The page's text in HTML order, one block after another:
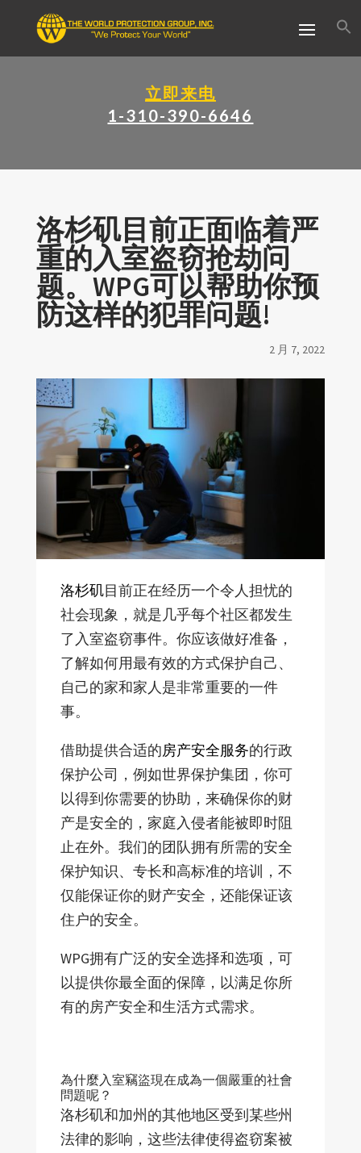
立即来电
1-310-390-6646
洛杉矶目前正面临着严
重的入室盗窃抢劫问
题。WPG可以帮助你预
防这样的犯罪问题!
2 月 7, 2022
洛杉矶目前正在经历一个令人担忧的
社会现象，就是几乎每个社区都发生
了入室盗窃事件。你应该做好准备，
了解如何用最有效的方式保护自己、
自己的家和家人是非常重要的一件
事。
借助提供合适的房产安全服务的行政
保护公司，例如世界保护集团，你可
以得到你需要的协助，来确保你的财
产是安全的，家庭入侵者能被即时阻
止在外。我们的团队拥有所需的安全
保护知识、专长和高标准的培训，不
仅能保证你的财产安全，还能保证该
住户的安全。
WPG拥有广泛的安全选择和选项，可
以提供你最全面的保障，以满足你所
有的房产安全和生活方式需求。
為什麼入室竊盜現在成為一個嚴重的社會
問題呢？
洛杉矶和加州的其他地区受到某些州
法律的影响，这些法律使得盗窃案被